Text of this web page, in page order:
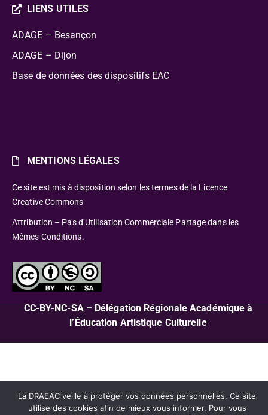
LIENS UTILES
ADAGE – Besançon
ADAGE – Dijon
Base de données des dispositifs EAC
MENTIONS LÉGALES
Ce site est mis à disposition selon les termes de la Licence
Creative Commons
Attribution – Pas d’Utilisation Commerciale Partage dans les
Mêmes Conditions.
CC-BY-NC-SA – Délégation Régionale Académique à
l’Éducation Artistique Culturelle
La DRAEAC veille à protéger vos données personnelles. Ce site
utilise des cookies afin de mieux vous informer. Pour vous